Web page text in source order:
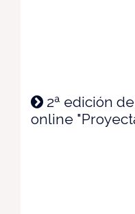
2ª edición
online